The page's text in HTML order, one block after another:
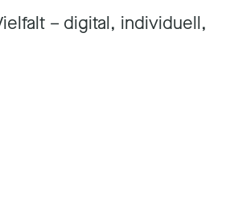
– digital, individuell,